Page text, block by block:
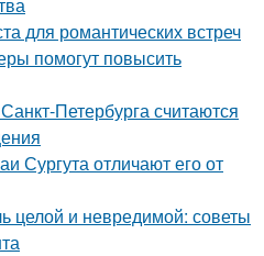
для романтических встреч
помогут повысить
Петербурга считаются
Сургута отличают его от
целой и невредимой: советы